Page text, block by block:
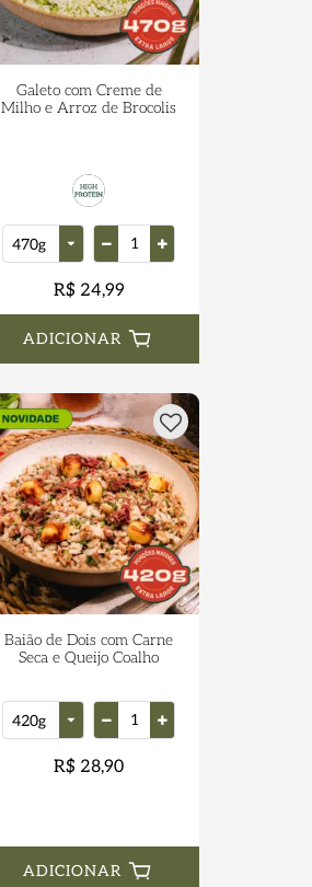
Galeto com Creme de
Milho e Arroz de Brocolis
R$ 24,99
ADICIONAR
Baião de Dois com Carne
Seca e Queijo Coalho
R$ 28,90
ADICIONAR